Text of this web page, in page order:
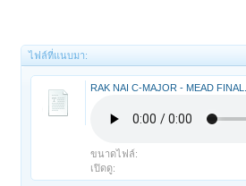
ไฟล์ที่แนบมา:
RAK NAI C-MAJOR - MEAD
ขนาดไฟล์:
เปิดดู: